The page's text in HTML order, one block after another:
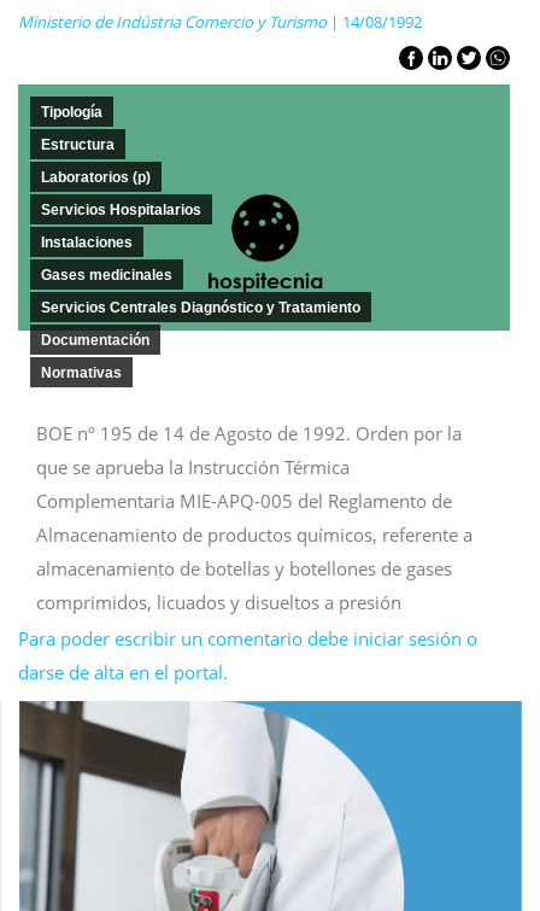
Ministerio de Indústria Comercio y Turismo| 14/08/1992
Tipología
Estructura
Laboratorios (p)
Servicios Hospitalarios
Instalaciones
Gases medicinales
Servicios Centrales Diagnóstico y Tratamiento
Documentación
Normativas
BOE nº 195 de 14 de Agosto de 1992. Orden por la
que se aprueba la Instrucción Térmica
Complementaria MIE-APQ-005 del Reglamento de
Almacenamiento de productos químicos, referente a
almacenamiento de botellas y botellones de gases
comprimidos, licuados y disueltos a presión
Para poder escribir un comentario debe iniciar sesión o
darse de alta en el portal.